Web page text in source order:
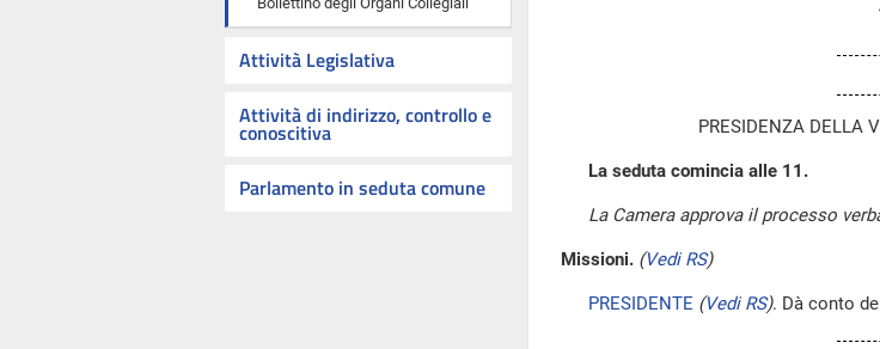
Attività Legislativa
Attività di indirizzo, controllo e
conoscitiva
Parlamento in seduta comune
PRESIDENZA DELLA
La seduta comincia alle 11.
La Camera approva il processo
Missioni. (Vedi RS)
PRESIDENTE (Vedi RS). Dà conto